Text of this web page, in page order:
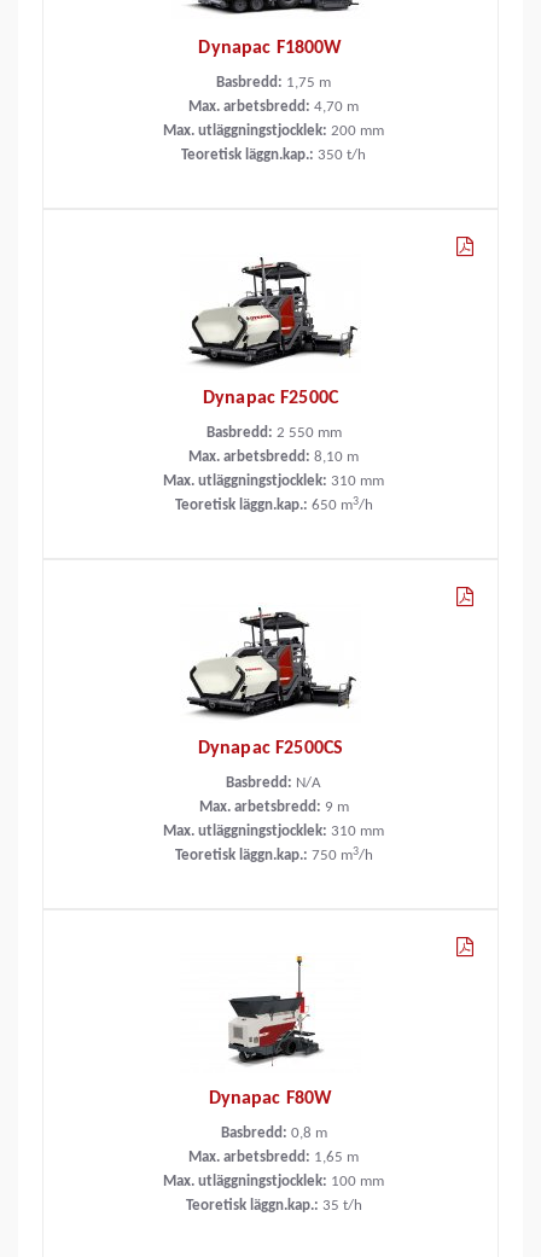
Dynapac F1800W
Basbredd: 1,75 m
Max. arbetsbredd: 4,70 m
Max. utläggningstjocklek: 200 mm
Teoretisk läggn.kap.: 350 t/h
Dynapac F2500C
Basbredd: 2 550 mm
Max. arbetsbredd: 8,10 m
Max. utläggningstjocklek: 310 mm
Teoretisk läggn.kap.: 650 m3/h
Dynapac F2500CS
Basbredd: N/A
Max. arbetsbredd: 9 m
Max. utläggningstjocklek: 310 mm
Teoretisk läggn.kap.: 750 m3/h
Dynapac F80W
Basbredd: 0,8 m
Max. arbetsbredd: 1,65 m
Max. utläggningstjocklek: 100 mm
Teoretisk läggn.kap.: 35 t/h